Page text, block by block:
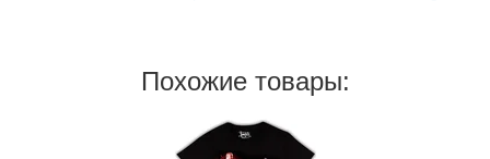
Похожие товары: